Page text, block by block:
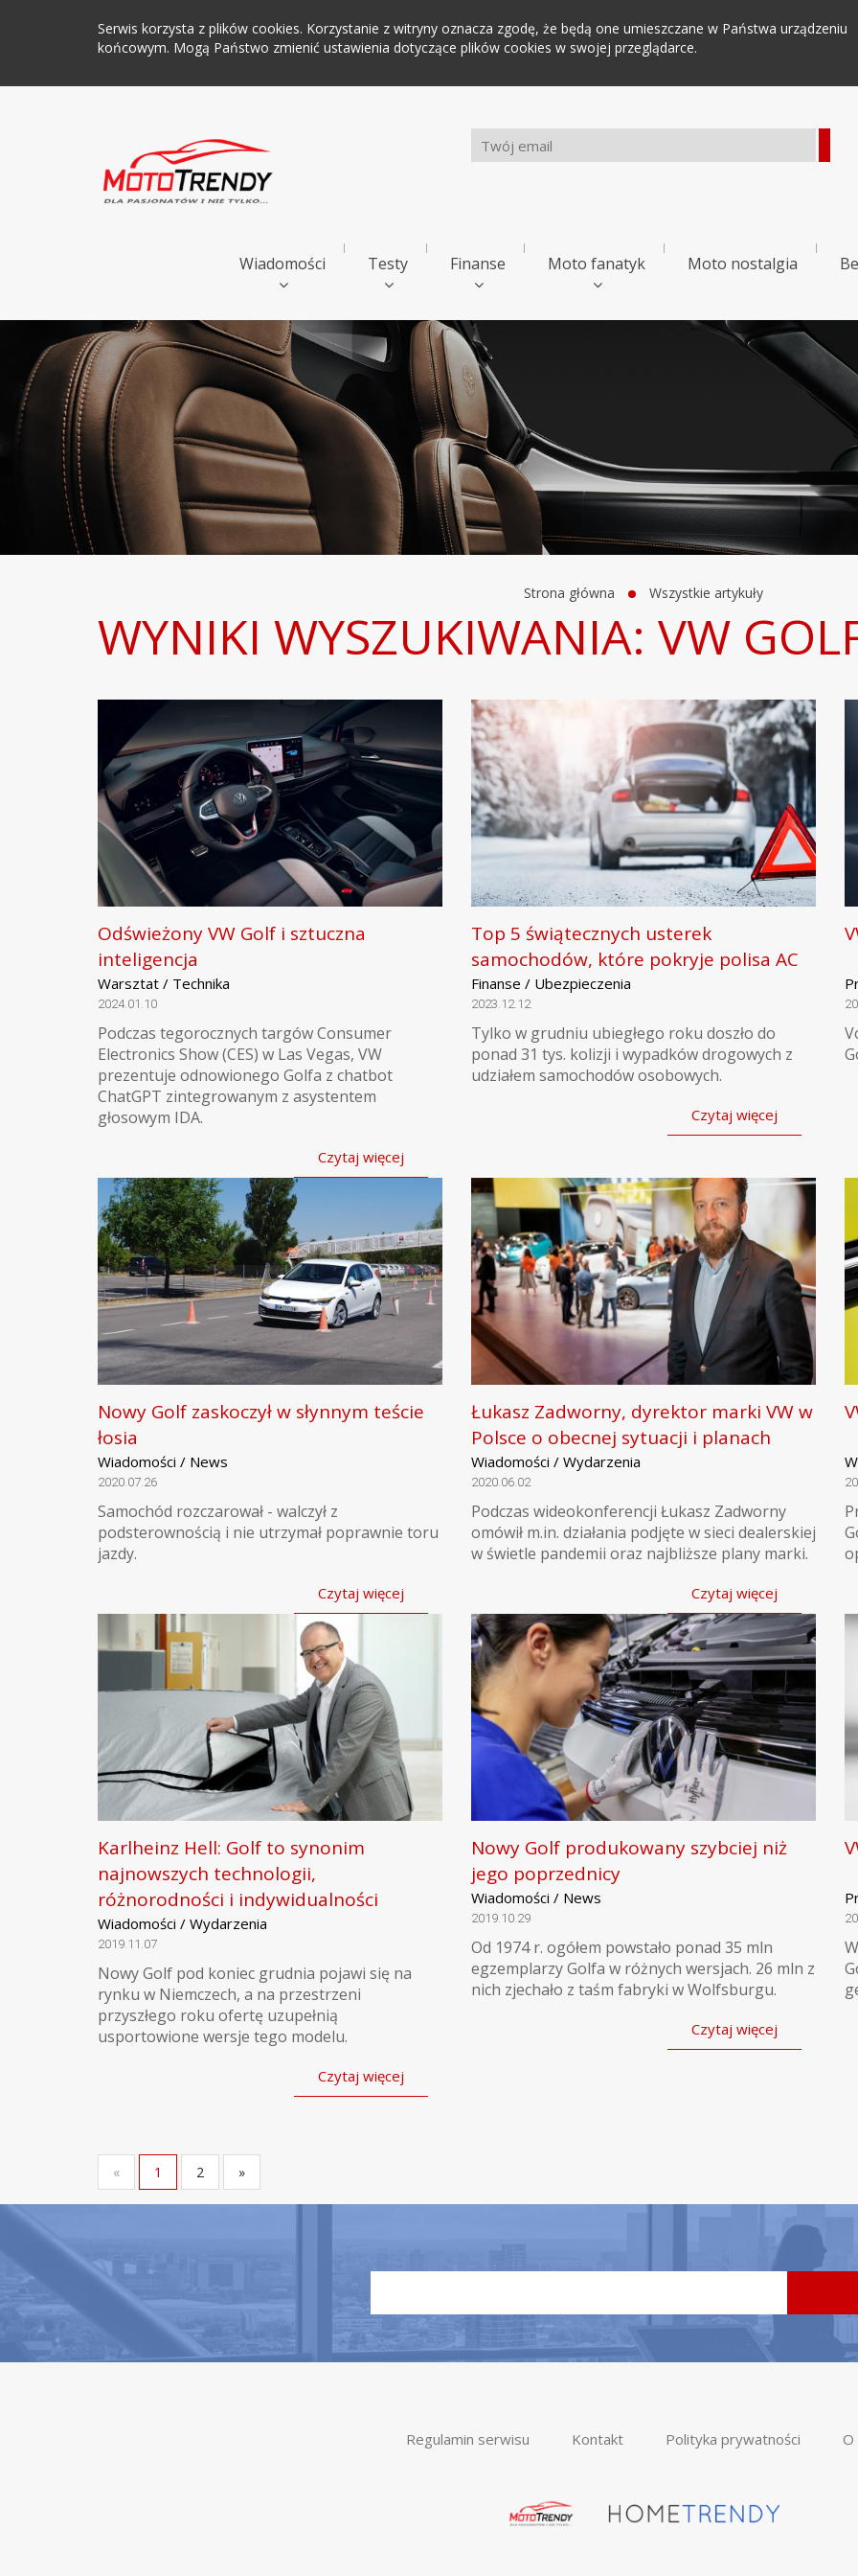
Serwis korzysta z plików cookies. Korzystanie z witryny oznacza zgodę, że będą one umieszczane w Państwa urządzeniu
końcowym. Mogą Państwo zmienić ustawienia dotyczące plików cookies w swojej przeglądarce.
Wiadomości Testy Finanse Moto fanatyk Moto nostalgia
Strona główna Wszystkie artykuły
WYNIKI WYSZUKIWANIA: VW
Odświeżony VW Golf i sztuczna
inteligencja
Warsztat / Technika
2024.01.10
Podczas tegorocznych targów Consumer
Electronics Show (CES) w Las Vegas, VW
prezentuje odnowionego Golfa z chatbot
ChatGPT zintegrowanym z asystentem
głosowym IDA.
Czytaj więcej
Top 5 świątecznych usterek
samochodów, które pokryje polisa AC
Finanse / Ubezpieczenia
2023.12.12
Tylko w grudniu ubiegłego roku doszło do
ponad 31 tys. kolizji i wypadków drogowych z
udziałem samochodów osobowych.
Czytaj więcej
Nowy Golf zaskoczył w słynnym teście
łosia
Wiadomości / News
2020.07.26
Samochód rozczarował - walczył z
podsterownością i nie utrzymał poprawnie toru
jazdy.
Czytaj więcej
Łukasz Zadworny, dyrektor marki VW w
Polsce o obecnej sytuacji i planach
Wiadomości / Wydarzenia
2020.06.02
Podczas wideokonferencji Łukasz Zadworny
omówił m.in. działania podjęte w sieci dealerskiej
w świetle pandemii oraz najbliższe plany marki.
Czytaj więcej
Karlheinz Hell: Golf to synonim
najnowszych technologii,
różnorodności i indywidualności
Wiadomości / Wydarzenia
2019.11.07
Nowy Golf pod koniec grudnia pojawi się na
rynku w Niemczech, a na przestrzeni
przyszłego roku ofertę uzupełnią
usportowione wersje tego modelu.
Czytaj więcej
Nowy Golf produkowany szybciej niż
jego poprzednicy
Wiadomości / News
2019.10.29
Od 1974 r. ogółem powstało ponad 35 mln
egzemplarzy Golfa w różnych wersjach. 26 mln z
nich zjechało z taśm fabryki w Wolfsburgu.
Czytaj więcej
« 1 2 »
Regulamin serwisu Kontakt Polityka prywatności O